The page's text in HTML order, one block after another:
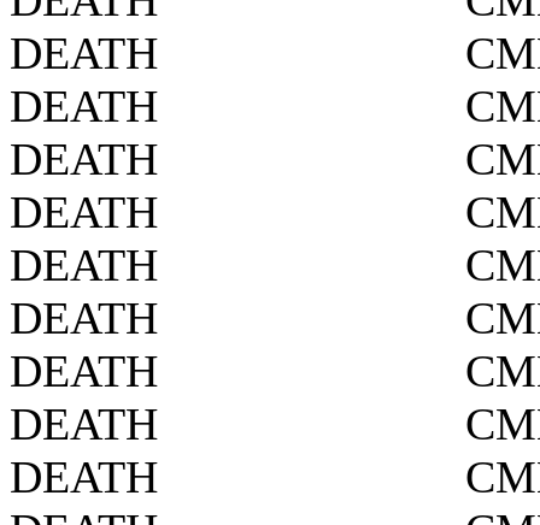
DEATH
DEATH
DEATH
DEATH
DEATH
DEATH
DEATH
DEATH
DEATH